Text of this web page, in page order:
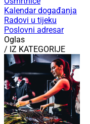
Kalendar događanja
Radovi u tijeku
Poslovni adresar
Oglas
/ IZ KATEGORIJE